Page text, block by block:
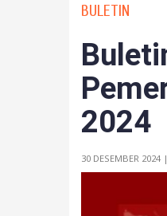
BULETIN
2024
30 DESEMBER 2024 |